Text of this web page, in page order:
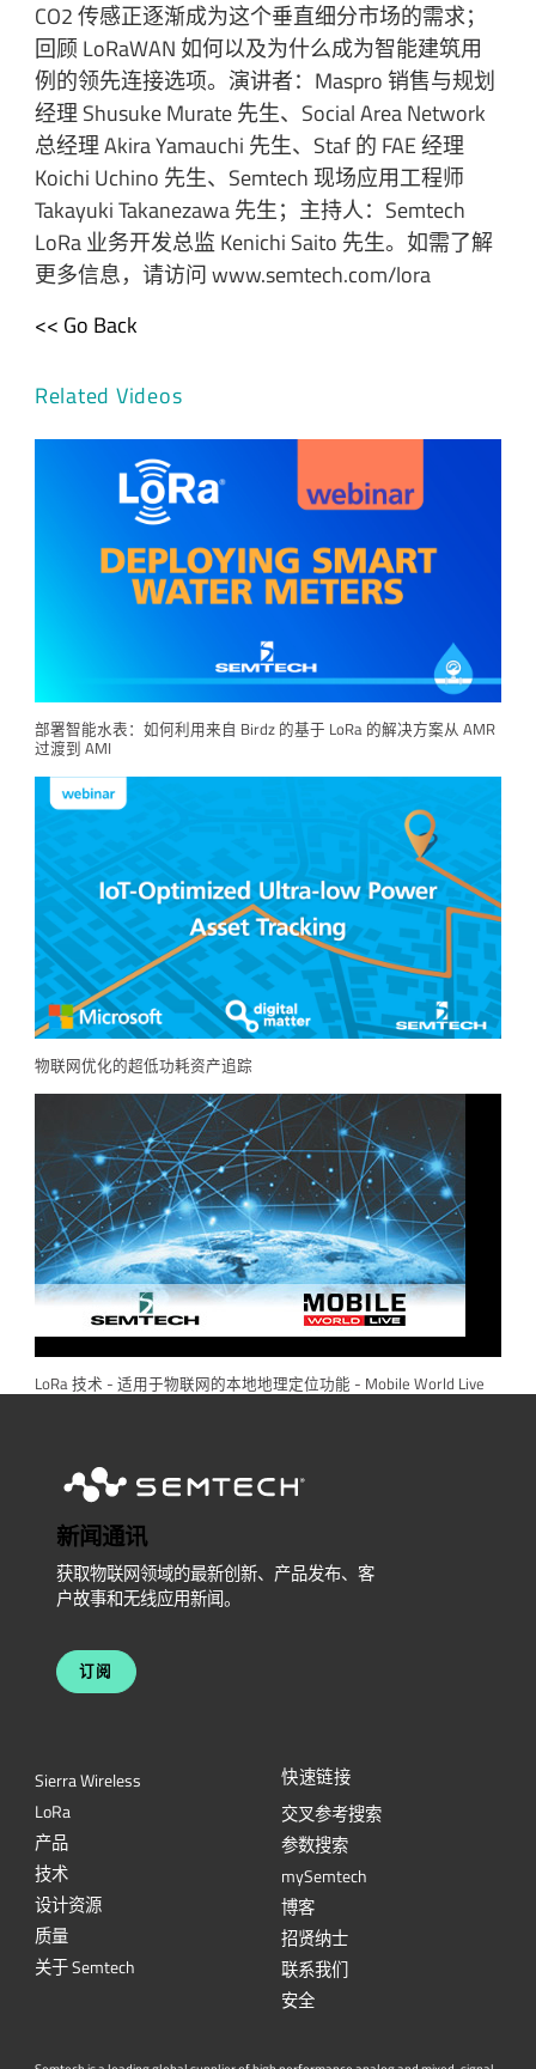
CO2 传感正逐渐成为这个垂直细分市场的需求；
回顾 LoRaWAN 如何以及为什么成为智能建筑用
例的领先连接选项。演讲者：Maspro 销售与规划
经理 Shusuke Murate 先生、Social Area Network
总经理 Akira Yamauchi 先生、Staf 的 FAE 经理
Koichi Uchino 先生、Semtech 现场应用工程师
Takayuki Takanezawa 先生；主持人：Semtech
LoRa 业务开发总监 Kenichi Saito 先生。如需了解
更多信息，请访问 www.semtech.com/lora
<< Go Back
Related Videos
部署智能水表：如何利用来自 Birdz 的基于 LoRa 的解决方案从 AMR
过渡到 AMI
物联网优化的超低功耗资产追踪
LoRa 技术 - 适用于物联网的本地地理定位功能 - Mobile World Live
新闻通讯
获取物联网领域的最新创新、产品发布、客
户故事和无线应用新闻。
订阅
Sierra Wireless
LoRa
产品
技术
设计资源
质量
关于 Semtech
快速链接
交叉参考搜索
参数搜索
mySemtech
博客
招贤纳士
联系我们
安全